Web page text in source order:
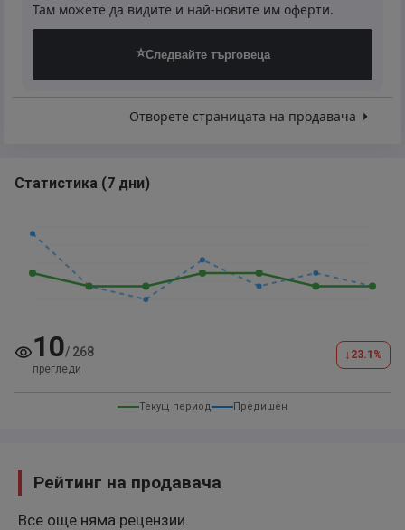
Там можете да видите и най-новите им оферти.
⭐Следвайте търговеца
Отворете страницата на продавача
Статистика (7 дни)
10/ 268
прегледи
↓ 23.1 %
Текущ период Предишен
Рейтинг на продавача
Все още няма рецензии.